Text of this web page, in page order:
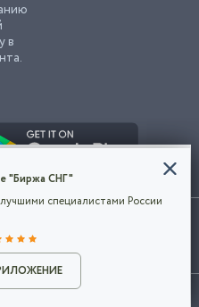
объявление
в
объявлений, означает
собственностью их
СНГ
сделать
компании
cookie.
"Биржа СНГ"
специалистами России